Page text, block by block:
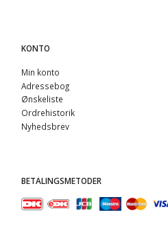
KONTO
Min konto
Adressebog
Ønskeliste
Ordrehistorik
Nyhedsbrev
BETALINGSMETODER